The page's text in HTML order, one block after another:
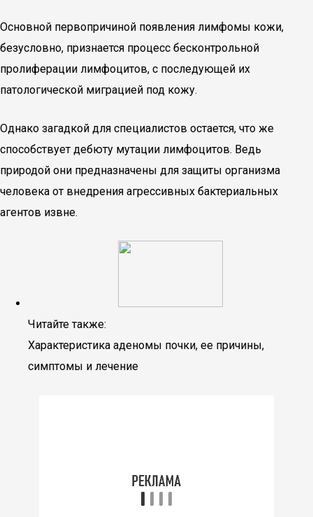
Основной первопричиной появления лимфомы кожи,
безусловно, признается процесс бесконтрольной
пролиферации лимфоцитов, с последующей их
патологической миграцией под кожу.
Однако загадкой для специалистов остается, что же
способствует дебюту мутации лимфоцитов. Ведь
природой они предназначены для защиты организма
человека от внедрения агрессивных бактериальных
агентов извне.
Читайте также:
Характеристика аденомы почки, ее причины,
симптомы и лечение